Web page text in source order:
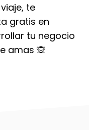
te
gratis en
tu negocio
amas 🙊